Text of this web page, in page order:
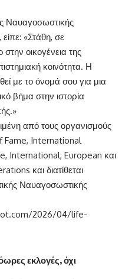
Ναυαγοσωστικής
«Στάθη, σε
οικογένεια της
κοινότητα. Η
με το όνομά σου για μια
βήμα στην ιστορία
από τους οργανισμούς
Fame, International
International, European και
και διατίθεται
Ναυαγοσωστικής
2026/04/life-
εκλογές, όχι